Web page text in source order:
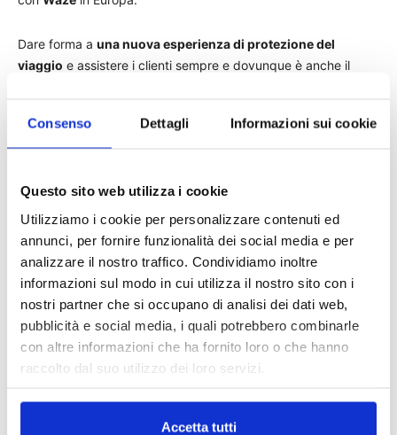
Consenso Dettagli Informazioni sui cookie
Questo sito web utilizza i cookie
Utilizziamo i cookie per personalizzare contenuti ed
annunci, per fornire funzionalità dei social media e per
analizzare il nostro traffico. Condividiamo inoltre
informazioni sul modo in cui utilizza il nostro sito con i
nostri partner che si occupano di analisi dei dati web,
pubblicità e social media, i quali potrebbero combinarle
con altre informazioni che ha fornito loro o che hanno
raccolto dal suo utilizzo dei loro servizi.
Accetta tutti
Dare forma a una nuova esperienza di protezione del
viaggio e assistere i clienti sempre e dovunque è anche il
prima, durante e dopo il viaggio.
TAGS Allianz Partners news